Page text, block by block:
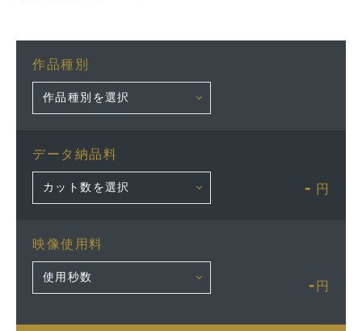
作品種別
データ納品料
- 円
映像使用料
- 円